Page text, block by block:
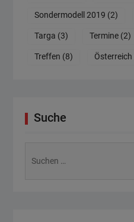
Sondermodell 2019 (2)
Targa (3) Termine(2)
Treffen (8) Österreich
Suche
nach: